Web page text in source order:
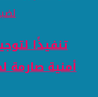
تنفيذًا
أمنية صارمة